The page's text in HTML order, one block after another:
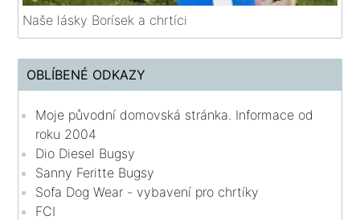
Naše lásky Borísek a chrtíci
OBLÍBENÉ ODKAZY
Moje původní domovská stránka. Informace od
roku 2004
Dio Diesel Bugsy
Sanny Feritte Bugsy
Sofa Dog Wear - vybavení pro chrtíky
FCI